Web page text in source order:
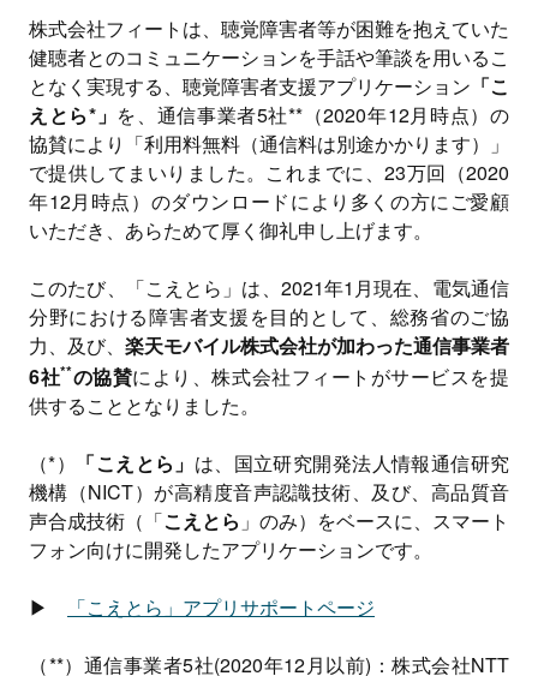
株式会社フィートは、聴覚障害者等が困難を抱えていた
健聴者とのコミュニケーションを手話や筆談を用いるこ
となく実現する、聴覚障害者支援アプリケーション 「こ
えとら*」 を、通信事業者5社**（2020年12月時点）の
協賛により「利用料無料（通信料は別途かかります）」
で提供してまいりました。これまでに、23万回（2020
年12月時点）のダウンロードにより多くの方にご愛顧
いただき、あらためて厚く御礼申し上げます。
このたび、「こえとら」は、2021年1月現在、電気通信
分野における障害者支援を目的として、総務省のご協
力、及び、 楽天モバイル株式会社が加わった通信事業者
6社**の協賛により、株式会社フィートがサービスを提
供することとなりました。
（*） 「こえとら」 は、国立研究開発法人情報通信研究
機構（NICT）が高精度音声認識技術、及び、高品質音
声合成技術（「こえとら 」のみ）をベースに、スマート
フォン向けに開発したアプリケーションです。
▶ 「こえとら」アプリサポートページ
（**）通信事業者5社(2020年12月以前)：株式会社NTT